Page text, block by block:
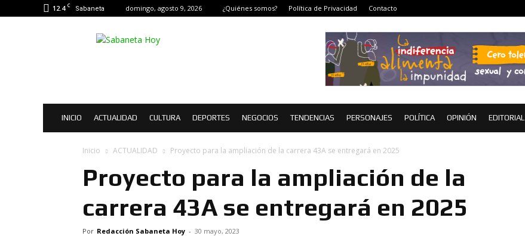
12.4 C Sabaneta domingo, agosto 9, 2026 ¿Quiénes somos? Política de Privacidad Contacto
Sabaneta
INICIO ACTUALIDAD CULTURA DEPORTES NEGOCIOS TENDENCIAS PERSONAJES POLÍTICA OPINIÓN EDITORIAL
Inicio ACTUALIDAD Proyecto para la ampliación de la carrera 43A se entregará en 2025
Proyecto para la ampliación de la
carrera 43A se entregará en 2025
Por Redacción Sabaneta Hoy - 30 mayo, 2023